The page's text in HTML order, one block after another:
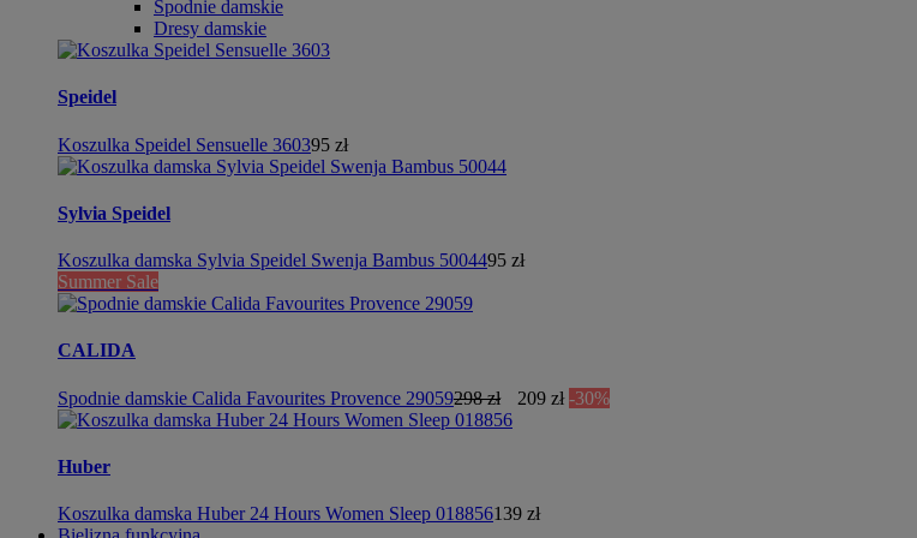
Spodnie damskie
Dresy damskie
Speidel
Koszulka Speidel Sensuelle 360395 zł
Sylvia Speidel
Koszulka damska Sylvia Speidel Swenja Bambus 5004495 zł
Summer Sale
CALIDA
Spodnie damskie Calida Favourites Provence 29059298 zł 209 zł -30%
Huber
Koszulka damska Huber 24 Hours Women Sleep 018856139 zł